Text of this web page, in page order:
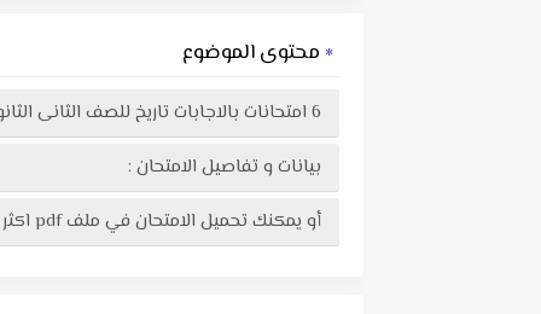
محتوى الموضوع
6 امتحانات بالاجابات تاريخ للصف الثانى الثانوى الترم الثانى 2022 من كتاب المتطور
بيانات و تفاصيل الامتحان :
أو يمكنك تحميل الامتحان في ملف pdf اكثر وضوحاً جاهز للطباعة عبر الرابط التالى :